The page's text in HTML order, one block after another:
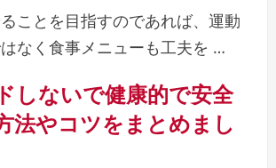
ことを目指すのであれば、運動
なく食事メニューも工夫を …
しないで健康的で安全
法やコツをまとめまし